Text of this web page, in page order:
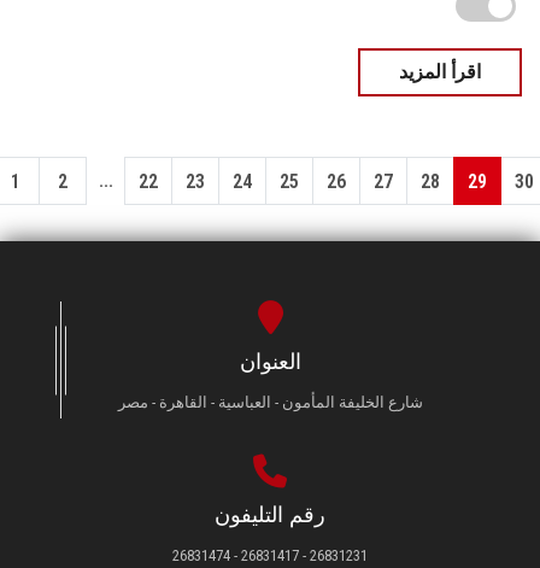
اقرأ المزيد
1 2 ... 22 23 24 25 26 27 28 29 30
العنوان
شارع الخليفة المأمون - العباسية - القاهرة - مصر
رقم التليفون
26831231 - 26831417 - 26831474